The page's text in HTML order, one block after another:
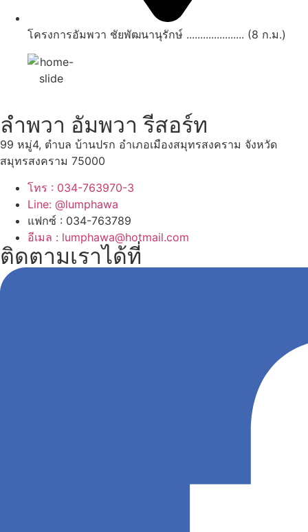
โครงการอัมพวา ชัยพัฒนานุรักษ์ ..................... (8 ก.ม.)
ลำพวา อัมพวา รีสอร์ท
99 หมู่4, ตำบล บ้านปรก อำเภอเมืองสมุทรสงคราม จังหวัด
สมุทรสงคราม 75000
โทร : 034-763970-3
Line: @lumphawa
แฟกซ์ : 034-763789
อีเมล : lumphawa@hotmail.com
ติดตามเราได้ที่